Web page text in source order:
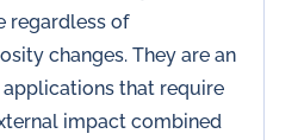
regardless of
changes. They are an
that require
impact combined